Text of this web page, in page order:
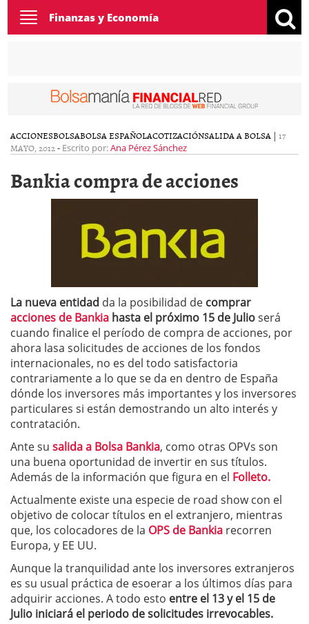
Toggle
navigation
Finanzas y Economía
ACCIONESBOLSABOLSA ESPAÑOLACOTIZACIÓNSALIDA A BOLSA | 17
MAYO, 2012- Escrito por:Ana Pérez Sánchez
Bankia compra de acciones
La nueva entidad da la posibilidad de comprar
acciones de Bankia hasta el próximo 15 de Julioserá
cuando finalice el período de compra de acciones, por
ahora lasa solicitudes de acciones de los fondos
internacionales, no es del todo satisfactoria
contrariamente a lo que se da en dentro de España
dónde los inversores más importantes y los inversores
particulares si están demostrando un alto interés y
contratación.
Ante su salida a Bolsa Bankia, como otras OPVs son
una buena oportunidad de invertir en sus títulos.
Además de la información que figura en el Folleto.
Actualmente existe una especie de road show con el
objetivo de colocar títulos en el extranjero, mientras
que, los colocadores de la OPS de Bankia recorren
Europa, y EE UU.
Aunque la tranquilidad ante los inversores extranjeros
es su usual práctica de esoerar a los últimos días para
adquirir acciones. A todo esto entre el 13 y el 15 de
Julio iniciará el periodo de solicitudes irrevocables.